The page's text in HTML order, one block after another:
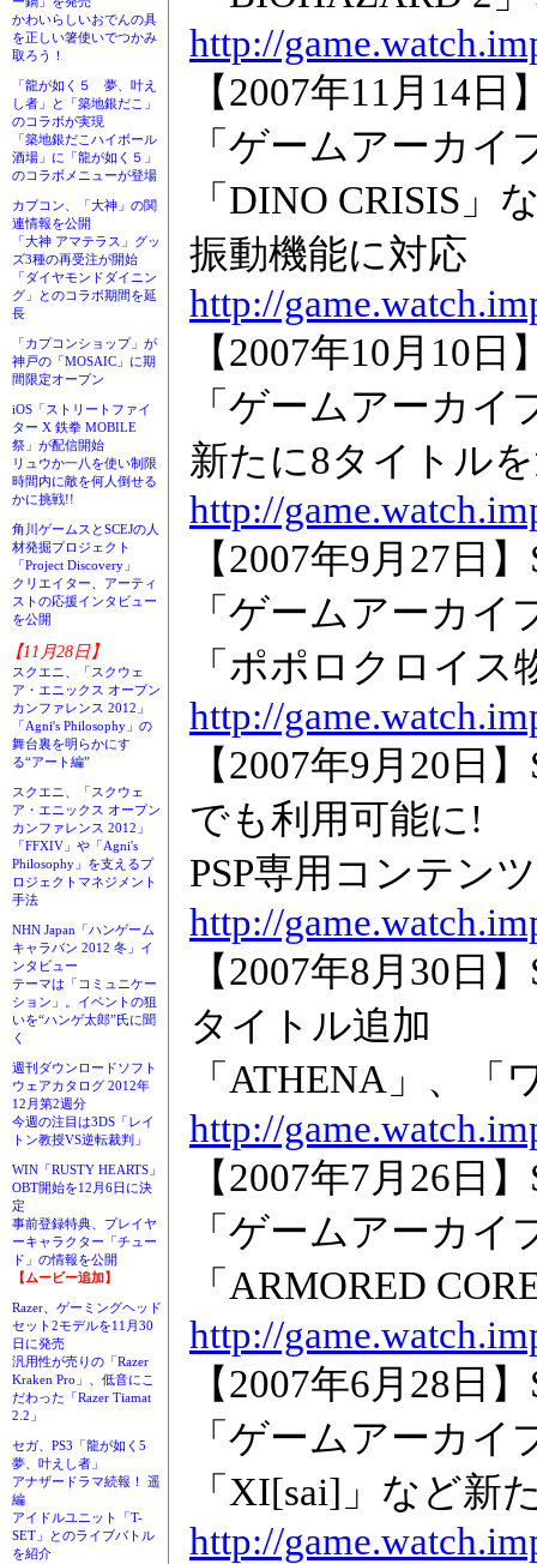
かわいらしいおでんの具
を正しい箸使いでつかみ
取ろう！
「龍が如く５ 夢、叶え
し者」と「築地銀だこ」
のコラボが実現
「築地銀だこハイボール
酒場」に「龍が如く５」
のコラボメニューが登場
カプコン、「大神」の関
連情報を公開
「大神 アマテラス」グッ
ズ3種の再受注が開始
「ダイヤモンドダイニン
グ」とのコラボ期間を延
長
「カプコンショップ」が
神戸の「MOSAIC」に期
間限定オープン
iOS「ストリートファイ
ター X 鉄拳 MOBILE
祭」が配信開始
リュウか一八を使い制限
時間内に敵を何人倒せる
かに挑戦!!
角川ゲームスとSCEJの人
材発掘プロジェクト
「Project Discovery」
クリエイター、アーティ
ストの応援インタビュー
を公開
【11月28日】
スクエニ、「スクウェ
ア・エニックス オープン
カンファレンス 2012」
「Agni's Philosophy」の
舞台裏を明らかにす
る“アート編”
スクエニ、「スクウェ
ア・エニックス オープン
カンファレンス 2012」
「FFXIV」や「Agni's
Philosophy」を支えるプ
ロジェクトマネジメント
手法
NHN Japan「ハンゲーム
キャラバン 2012 冬」イ
ンタビュー
テーマは「コミュニケー
ション」。イベントの狙
いを“ハンゲ太郎”氏に聞
く
週刊ダウンロードソフト
ウェアカタログ 2012年
12月第2週分
今週の注目は3DS「レイ
トン教授VS逆転裁判」
WIN「RUSTY HEARTS」
OBT開始を12月6日に決
定
事前登録特典、プレイヤ
ーキャラクター「チュー
ド」の情報を公開
【ムービー追加】
Razer、ゲーミングヘッド
セット2モデルを11月30
日に発売
汎用性が売りの「Razer
Kraken Pro」、低音にこ
だわった「Razer Tiamat
2.2」
セガ、PS3「龍が如く5
夢、叶えし者」
アナザードラマ続報！ 遥
編
アイドルユニット「T-
SET」とのライブバトル
を紹介
http://
【2007年11月14日
「ゲームアーカ
「DINO CRISIS」
振動機能に対応
http://
【2007年10月10日
「ゲームアーカイ
新たに8タイトル
http://
【2007年9月27日
「ゲームアーカイ
「ポポロクロイ
http://
【2007年9月20日
でも利用可能に!
PSP専用コンテン
http://
【2007年8月30日
タイトル追加
「ATHENA」、
http://
【2007年7月26日
「ゲームアーカイ
「ARMORED
http://
【2007年6月28日
「ゲームアーカイ
「XI[sai]」など新
http://